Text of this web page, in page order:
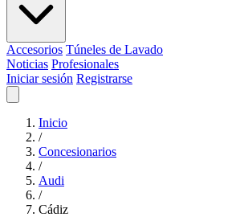
Accesorios Túneles de Lavado
Noticias Profesionales
Iniciar sesión Registrarse
Inicio
/
Concesionarios
/
Audi
/
Cádiz